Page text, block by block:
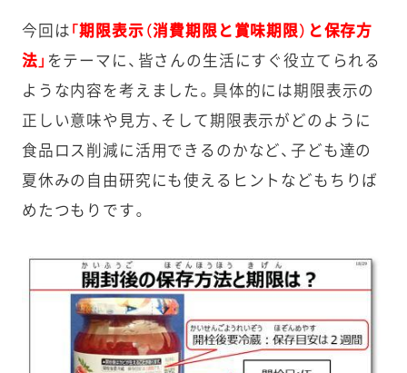
今回は 「期限表示（消費期限と賞味期限）と保存方
法」 をテーマに、皆さんの生活にすぐ役立てられる
ような内容を考えました。具体的には期限表示の
正しい意味や見方、そして期限表示がどのように
食品ロス削減に活用できるのかなど、子ども達の
夏休みの自由研究にも使えるヒントなどもちりば
めたつもりです。